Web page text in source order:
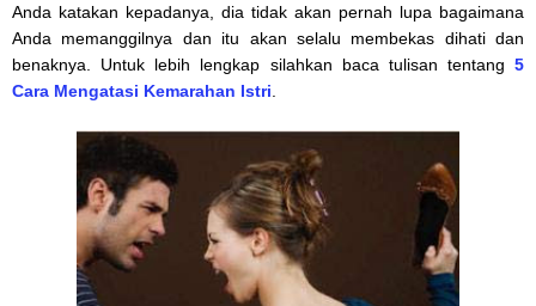
Anda katakan kepadanya, dia tidak akan pernah lupa bagaimana
Anda memanggilnya dan itu akan selalu membekas dihati dan
benaknya. Untuk lebih lengkap silahkan baca tulisan tentang 5
Cara Mengatasi Kemarahan Istri